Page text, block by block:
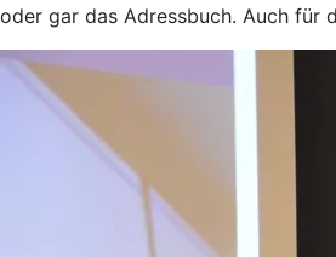
oder gar das Adressbuch. Auch für